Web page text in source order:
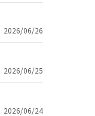
2026/06/26
2026/06/25
2026/06/24